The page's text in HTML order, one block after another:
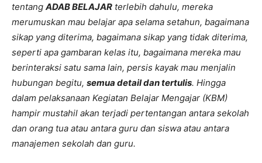
tentang ADAB BELAJAR terlebih dahulu, mereka
merumuskan mau belajar apa selama setahun, bagaimana
sikap yang diterima, bagaimana sikap yang tidak diterima,
seperti apa gambaran kelas itu, bagaimana mereka mau
berinteraksi satu sama lain, persis kayak mau menjalin
hubungan begitu, semua detail dan tertulis. Hingga
dalam pelaksanaan Kegiatan Belajar Mengajar (KBM)
hampir mustahil akan terjadi pertentangan antara sekolah
dan orang tua atau antara guru dan siswa atau antara
manajemen sekolah dan guru.